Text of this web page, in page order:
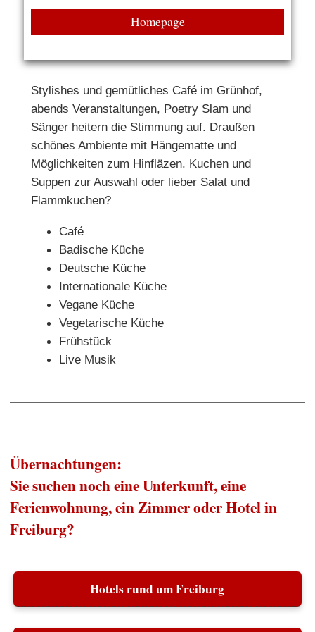
Homepage
Stylishes und gemütliches Café im Grünhof,
abends Veranstaltungen, Poetry Slam und
Sänger heitern die Stimmung auf. Draußen
schönes Ambiente mit Hängematte und
Möglichkeiten zum Hinfläzen. Kuchen und
Suppen zur Auswahl oder lieber Salat und
Flammkuchen?
Café
Badische Küche
Deutsche Küche
Internationale Küche
Vegane Küche
Vegetarische Küche
Frühstück
Live Musik
Übernachtungen:
Sie suchen noch eine Unterkunft, eine
Ferienwohnung, ein Zimmer oder Hotel in
Freiburg?
Hotels rund um Freiburg